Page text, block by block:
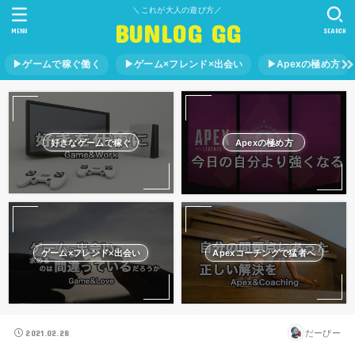
＼これが大人の遊び方／
BUNLOG GG
▶︎ゲームで稼ぐ働く ▶︎ゲーム×フレンド×出会い ▶︎Apexの極め方
SEARCH
MENU
好きなゲームで稼ぐ Apexの極め方
ゲーム×フレンド×出会い Apexコーチングで猛者へ
2021.02.28 だーびー